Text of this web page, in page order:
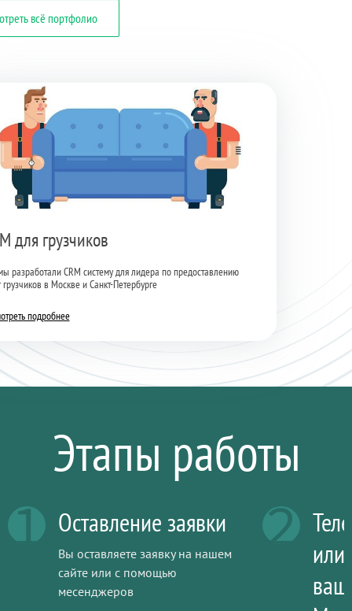
всё портфолио
для грузчиков
разработали CRM систему для лидера по предоставлению
грузчиков в Москве и Санкт-Петербурге
подробнее
Этапы работы
1 Оставление заявки
Вы оставляете заявку на нашем
сайте или с помощью
месенджеров
2 или